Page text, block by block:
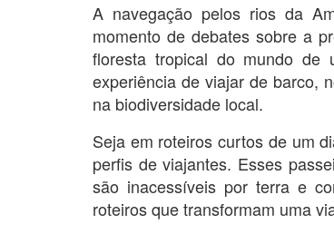
A navegação pelos rios da
momento de debates sobre a
floresta tropical do mundo
experiência de viajar de barco,
na biodiversidade local.
Seja em roteiros curtos de um
perfis de viajantes. Esses
são inacessíveis por terra e
roteiros que transformam uma